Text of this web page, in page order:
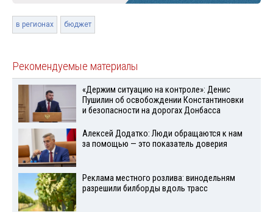
в регионах бюджет
Рекомендуемые материалы
«Держим ситуацию на контроле»: Денис
Пушилин об освобождении Константиновки
и безопасности на дорогах Донбасса
Алексей Додатко: Люди обращаются к нам
за помощью — это показатель доверия
Реклама местного розлива: винодельням
разрешили билборды вдоль трасс